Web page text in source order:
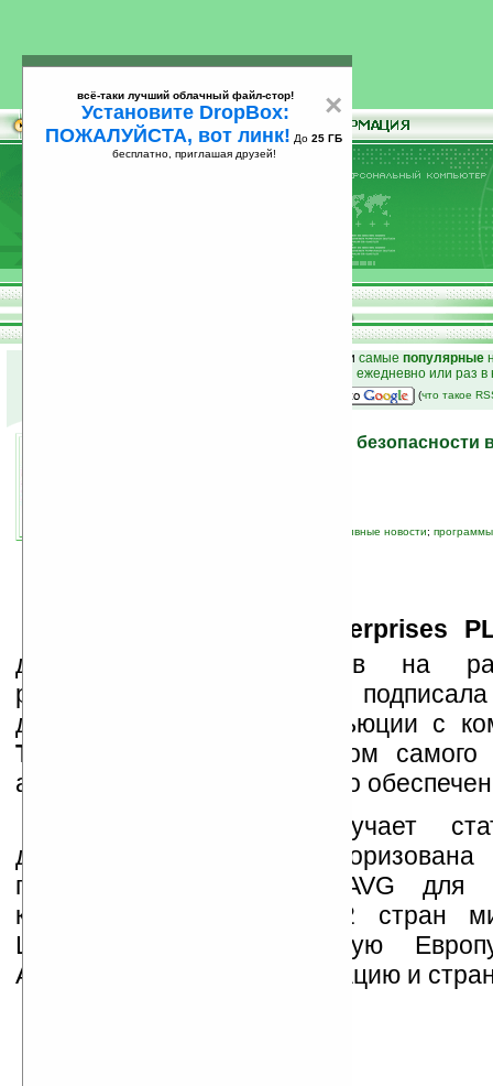
25
и самые популярные
на email ежедневно или раз
(что такое
ASBIS и AVG — на страже
корпоративные новости; программы
ASBISC Enterprises
дистрибуции ИТ-продуктов на
рынках региона EMEA,
договор о мастер-дистрибьюции с
Technologies
, разработчиком самого
антивирусного программного
Компания ASBIS получает
дистрибьютора и авторизована
программные продукты AVG для
компьютера на рынки 22 стран
Центральную и Восточную
Африку, Российскую Федерацию и
×
всё-таки лучший облачный файл-стор!
Установите DropBox:
ПОЖАЛУЙСТА, вот линк! До 25 ГБ
бесплатно, приглашая друзей!